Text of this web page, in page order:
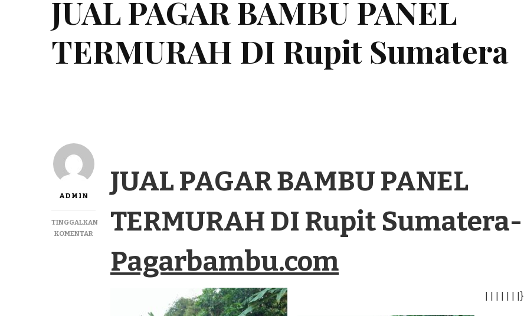
JUAL PAGAR BAMBU PANEL
TERMURAH DI Rupit Sumatera
ADMIN
TINGGALKAN
KOMENTARPADA
PAGAR
BAMBU
PANEL
JUAL PAGAR BAMBU PANEL
TERMURAH DI Rupit Sumatera-
Pagarbambu.com
| | | | | | |}